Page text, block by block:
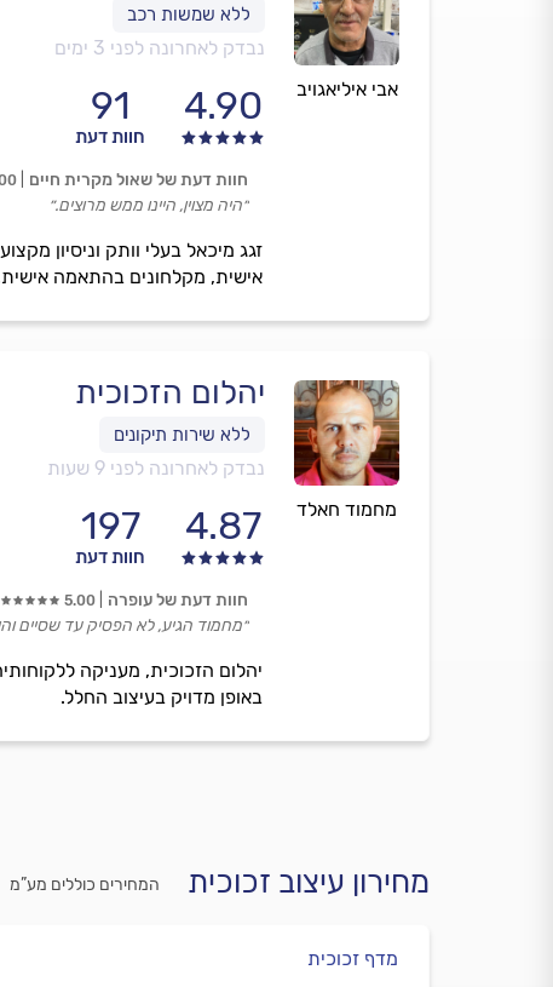
אבי איליאגויב
נבדק לאחרונה לפני 3 ימים
4.90
91
חוות דעת
אישית, מקלחונים בהתאמה אישית,
חוות דעת של שאול מקרית חיים
״היה מצוין, היינו ממש מרוצים.״
מחמוד חאלד
יהלום הזכוכית
נבדק לאחרונה לפני 9 שעות
4.87
197
חוות דעת
יהלום הזכוכית, מעניקה
באופן מדויק בעיצוב החלל.
חוות דעת של עופרה 5.00
״מחמוד הגיע, לא הפסיק עד שסיים
מחירון עיצוב זכוכית המחירים כוללים מע”מ
מדף זכוכית